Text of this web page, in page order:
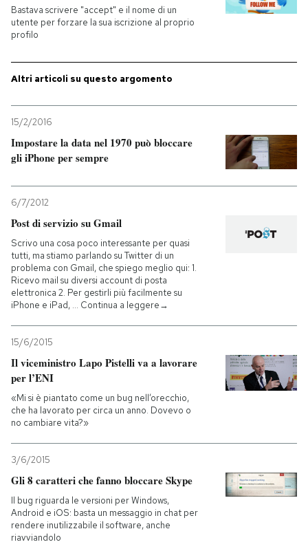
Bastava scrivere "accept" e il nome di un
utente per forzare la sua iscrizione al proprio
profilo
Altri articoli su questo argomento
15/2/2016
Impostare la data nel 1970 può bloccare
gli iPhone per sempre
6/7/2012
Post di servizio su Gmail
Scrivo una cosa poco interessante per quasi
tutti, ma stiamo parlando su Twitter di un
problema con Gmail, che spiego meglio qui: 1.
Ricevo mail su diversi account di posta
elettronica 2. Per gestirli più facilmente su
iPhone e iPad, … Continua a leggere→
15/6/2015
Il viceministro Lapo Pistelli va a lavorare
per l’ENI
«Mi si è piantato come un bug nell’orecchio,
che ha lavorato per circa un anno. Dovevo o
no cambiare vita?»
3/6/2015
Gli 8 caratteri che fanno bloccare Skype
Il bug riguarda le versioni per Windows,
Android e iOS: basta un messaggio in chat per
rendere inutilizzabile il software, anche
riavviandolo